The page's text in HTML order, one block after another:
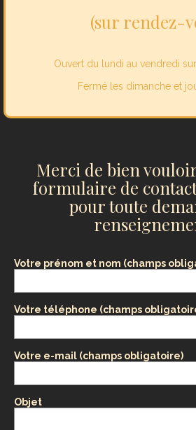
(sur rendez-
Ouvert du lundi au vendredi
Fermé les dimanche et
Merci de bien
formulaire de
pour toute
Votre prénom et nom (champs
Votre téléphone (champs
Votre e-mail (champs obligatoire)
Objet